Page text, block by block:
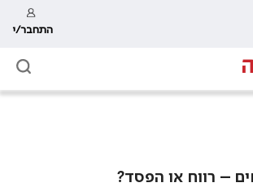
התחבר/י
– רווח או הפסד?